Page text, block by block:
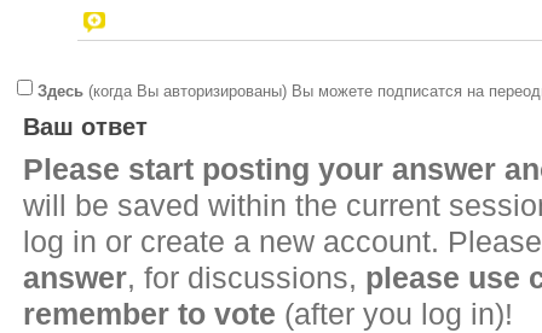
Здесь (когда Вы авторизированы) Вы можете подписатся на
Ваш ответ
Please start posting your answer
will be saved within the current
log in or create a new account.
answer, for discussions, please use
remember to vote (after you log in)!